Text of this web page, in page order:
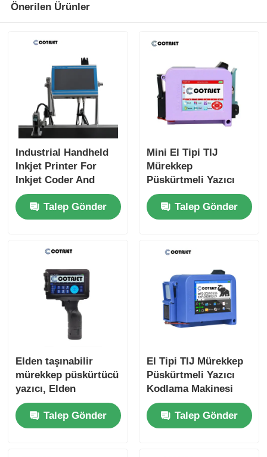
Önerilen Ürünler
Industrial Handheld
Inkjet Printer For
Inkjet Coder And
Inkjet Marking
Talep Gönder
Mini El Tipi TIJ
Mürekkep
Püskürtmeli Yazıcı
Hafif Küçük
Taşınabilir Mürekkep
Püskürtmeli Yazıcı
Talep Gönder
Elden taşınabilir
mürekkep püskürtücü
yazıcı, Elden
mürekkep püskürtücü
seri kodlama
makinesi
Talep Gönder
El Tipi TIJ Mürekkep
Püskürtmeli Yazıcı
Kodlama Makinesi
Mini Taşınabilir
Mürekkep
Püskürtmeli Yazıcı
Talep Gönder